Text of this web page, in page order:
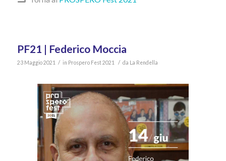
PF21 | Federico Moccia
23 Maggio 2021 / in Prospero Fest 2021 / da La Rendella